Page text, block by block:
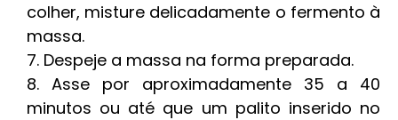
colher, misture delicadamente o fermento à
massa.
Despeje a massa na forma preparada.
Asse por aproximadamente 35 a 40
minutos ou até que um palito inserido no